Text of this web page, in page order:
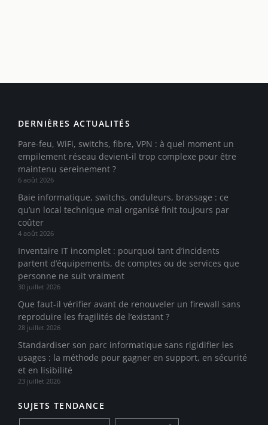
DERNIÈRES ACTUALITÉS
Pare-feu, WiFi, switchs, fibre, VPN : à quel moment un
empilement réseau devient-il trop complexe pour être
maintenu sereinement ?
6 août 2026
Baie informatique, switchs, onduleurs, brassage : ce
qu’un local technique mal organisé finit toujours par
coûter
4 août 2026
Inventaire IT incomplet : pourquoi tant d’incidents
partent d’équipements, de comptes ou de services que
personne ne suit vraiment
30 juillet 2026
Que faut-il vérifier avant de renouveler un firewall sans
reproduire les fragilités de l’existant ?
28 juillet 2026
Standardiser son parc informatique sans rigidifier les
usages : la méthode pour gagner en support, en sécurité
et en lisibilité
23 juillet 2026
SUJETS TENDANCE